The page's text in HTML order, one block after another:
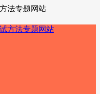
法专题网站